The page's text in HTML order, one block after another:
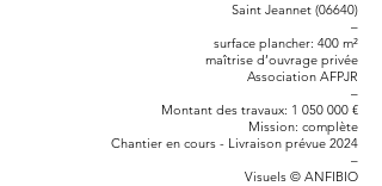
Saint Jeannet (06640)
–
surface plancher: 400 m²
maîtrise d’ouvrage privée
Association AFPJR
–
Montant des travaux: 1 050 000 €
Mission: complète
Chantier en cours - Livraison prévue 2024
–
Visuels © ANFIBIO